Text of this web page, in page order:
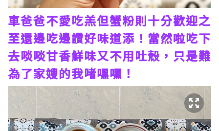
車爸爸不愛吃羔但蟹粉則十分歡迎之
至還邊吃邊讚好味道添！當然啦吃下
去啖啖甘香鮮味又不用吐殼，只是難
為了家嫂的我啫嘿嘿！